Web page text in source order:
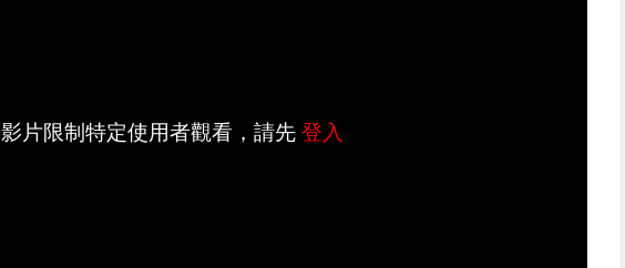
影片限制特定使用者觀看，請先登入